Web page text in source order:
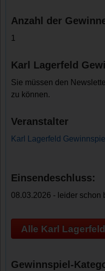
Anzahl der
1
Karl Lagerfeld
Sie müssen den
zu können.
Veranstalter
Karl Lagerfeld Gewinnspiel
Einsendeschluss:
08.03.2026 - leider schon
Alle Karl
Gewinnspiel-